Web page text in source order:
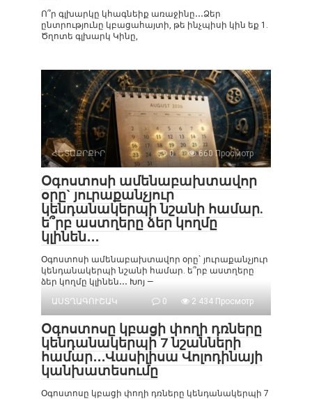
Ո՞ր գլխարկը կհագնեիք առաջինը․․․Ձեր
ընտրությունը կբացահայտի, թե ինչպիսի կին եք 1.
Ծղոտե գլխարկ Կինը,
ՀԵՏԱՔՐՔԻՐ 0 660 Просмотр
Օգոստոսի ամենաբախտավոր
օրը` յուրաքանչյուր
կենդանակերպի նշանի համար.
ե՞րբ աստղերը ձեր կողմը
կլինեն․․․
Օգոստոսի ամենաբախտավոր օրը` յուրաքանչյուր
կենդանակերպի նշանի համար. ե՞րբ աստղերը
ձեր կողմը կլինեն․․․ Խոյ —
ԱՍՏՂԱԳՈՒՇԱԿ
0 2 434 Просмотр
Օգոստոսը կբացի փողի դռները
կենդանակերպի 7 նշանների
համար․․․Վասիլիսա Վոլոդինայի
կանխատեսումը
Օգոստոսը կբացի փողի դռները կենդանակերպի 7